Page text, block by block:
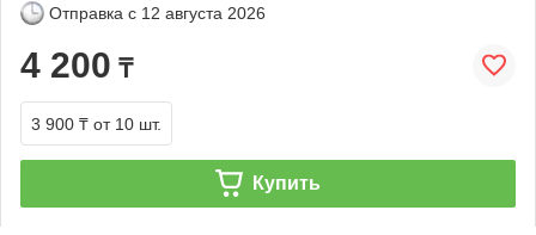
Отправка с 12 августа 2026
4 200 ₸
3 900 ₸ от 10 шт.
Купить